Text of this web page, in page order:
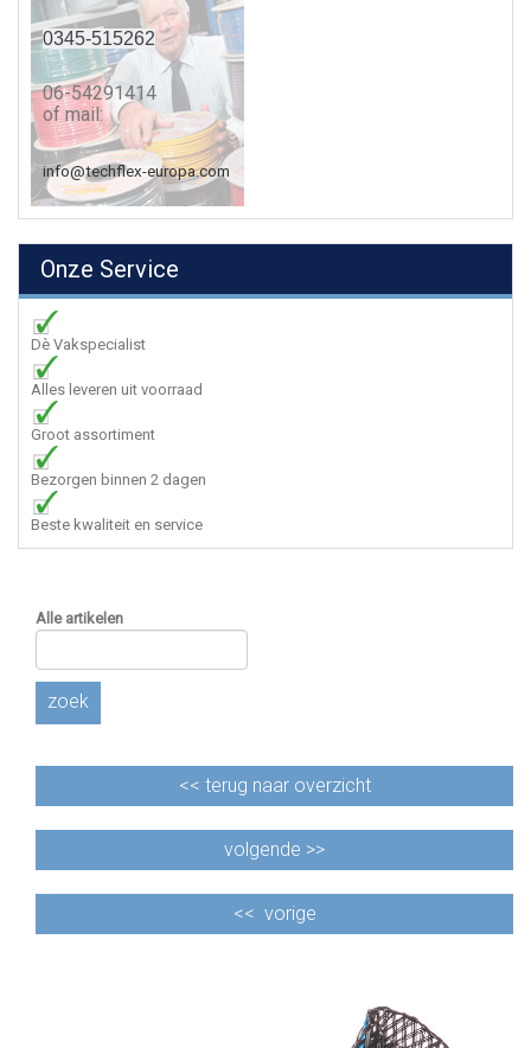
0345-515262
06-54291414
of mail:
info@techflex-europa.com
Onze Service
Dè Vakspecialist
Alles leveren uit voorraad
Groot assortiment
Bezorgen binnen 2 dagen
Beste kwaliteit en service
Alle artikelen
zoek
<< terug naar overzicht
volgende >>
<< vorige